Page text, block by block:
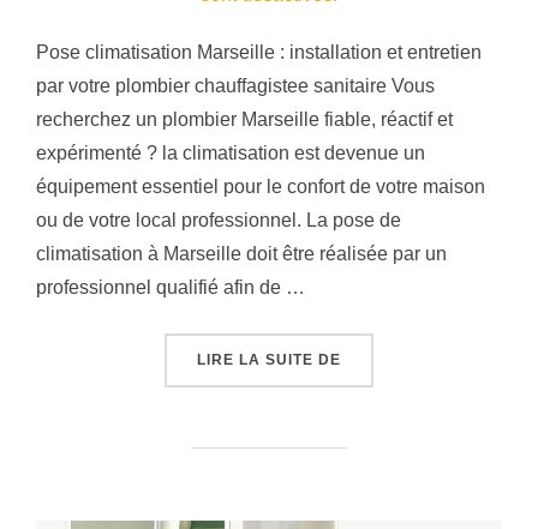
Pose climatisation Marseille : installation et entretien
par votre plombier chauffagistee sanitaire Vous
recherchez un plombier Marseille fiable, réactif et
expérimenté ? la climatisation est devenue un
équipement essentiel pour le confort de votre maison
ou de votre local professionnel. La pose de
climatisation à Marseille doit être réalisée par un
professionnel qualifié afin de …
LIRE LA SUITE DE